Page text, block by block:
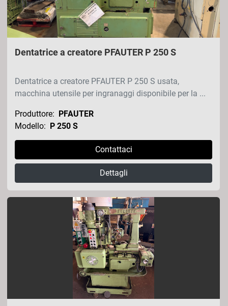
Dentatrice a creatore PFAUTER P 250 S
Dentatrice a creatore PFAUTER P 250 S usata,
macchina utensile per ingranaggi disponibile per la ...
Produttore: PFAUTER
Modello: P 250 S
Contattaci
Dettagli